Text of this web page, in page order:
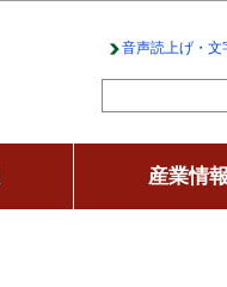
音声読上げ・文
産業情